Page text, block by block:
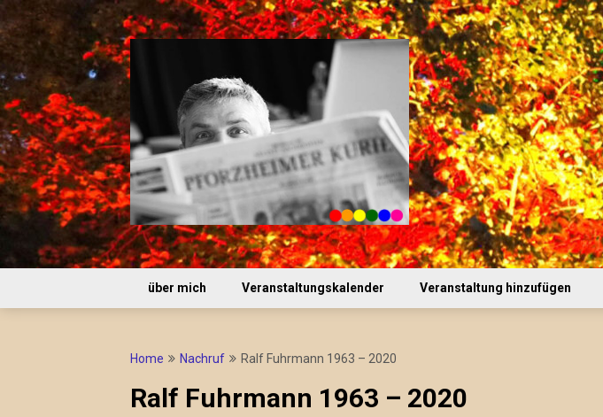
to
content
über mich Veranstaltungskalender Veranstaltung hinzufügen
Home Nachruf Ralf Fuhrmann 1963 – 2020
Ralf Fuhrmann 1963 – 2020